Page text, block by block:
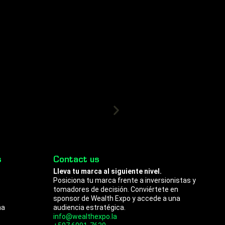
Contact us
Lleva tu marca al siguiente nivel.
Posiciona tu marca frente a inversionistas y
tomadores de decisión. Conviértete en
sponsor de Wealth Expo y accede a una
audiencia estratégica.
info@wealthexpo.la